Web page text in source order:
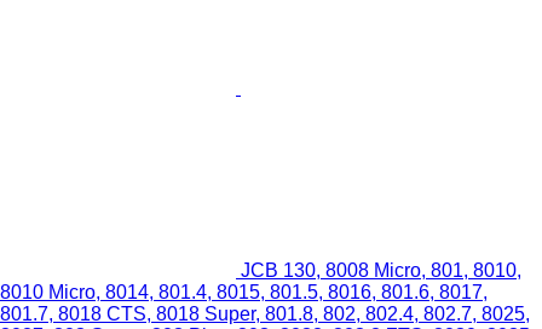
JCB 130, 8008 Micro, 801, 8010,
8010 Micro, 8014, 801.4, 8015, 801.5, 8016, 801.6, 8017,
801.7, 8018 CTS, 8018 Super, 801.8, 802, 802.4, 802.7, 8025,